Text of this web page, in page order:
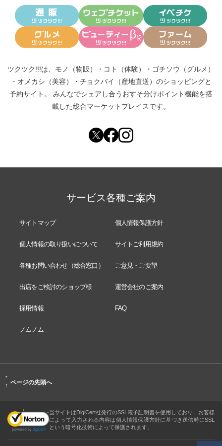
ツクツク!!!は、 モノ（物販） ・ コト（体験） ・ ゴチソウ（グルメ）
・ オメカシ（美容） ・ チョクバイ（産地直送） のショッピングと
予約サイト。
みんなでシェアし合う おすそ分けポイント機能を搭
載した総合マーケットプレイスです。
サービス各種ご案内
サイトマップ 個人情報保護方針
個人情報の取り扱いについて サイトご利用規約
各種お問い合わせ（総合窓口） ご意見・ご要望
出店をご検討のショップ様 運営会社のご案内
採用情報 FAQ
ノムノム
-
↑ ページの先頭へ
当サイトはDigiCert社発行のSSL電子証明書を使用しており、お客様
によって入力される内容は個人情報保護方針に基づき送信時にSSL
という暗号化技術によって保護されます。